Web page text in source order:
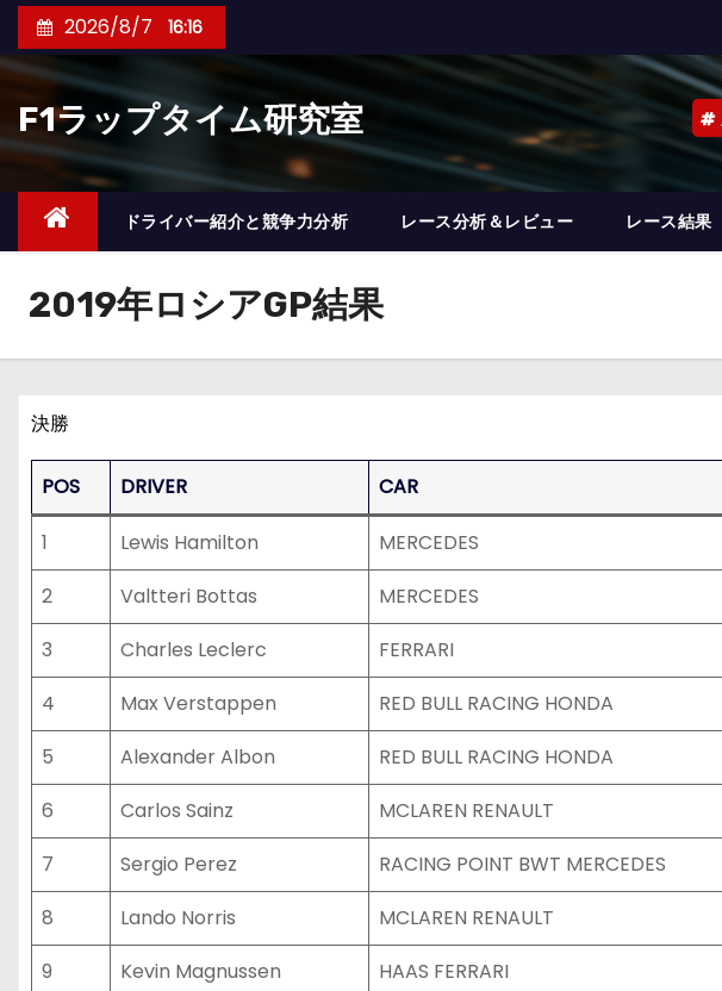
ン
ツ
キ
2026/8/7 16:16
F1ラップタイム研究室
ドライバー紹介と競争力分析 レース分析＆レビュー レース結果
2019年ロシアGP結果
決勝
POS DRIVER CAR
1 Lewis Hamilton MERCEDES
2
Valtteri Bottas MERCEDES
3
Charles Leclerc FERRARI
4
Max Verstappen RED BULL RACING HONDA
5
Alexander Albon RED BULL RACING HONDA
6
Carlos Sainz MCLAREN RENAULT
7
Sergio Perez RACING POINT BWT MERCEDES
8
Lando Norris MCLAREN RENAULT
9
Kevin Magnussen HAAS FERRARI